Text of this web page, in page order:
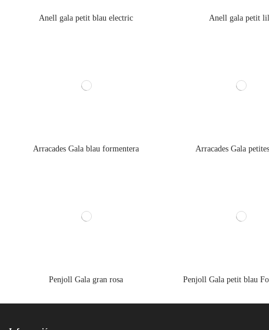
Anell gala petit blau electric Anell gala petit
Arracades Gala blau formentera Arracades Gala
Penjoll Gala gran rosa Penjoll Gala petit blau